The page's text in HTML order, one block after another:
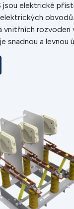
jsou elektrické
vnitřních rozvoden
snadnou a levnou